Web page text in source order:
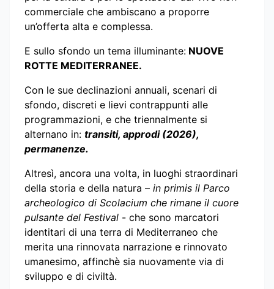
commerciale che ambiscano a proporre
un’offerta alta e complessa.
E sullo sfondo un tema illuminante: NUOVE
ROTTE MEDITERRANEE.
Con le sue declinazioni annuali, scenari di
sfondo, discreti e lievi contrappunti alle
programmazioni, e che triennalmente si
alternano in: transiti, approdi (2026),
permanenze.
Altresì, ancora una volta, in luoghi straordinari
della storia e della natura – in primis il Parco
archeologico di Scolacium che rimane il cuore
pulsante del Festival - che sono marcatori
identitari di una terra di Mediterraneo che
merita una rinnovata narrazione e rinnovato
umanesimo, affinchè sia nuovamente via di
sviluppo e di civiltà.